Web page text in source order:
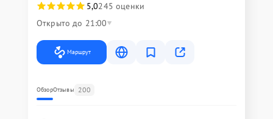
5,0245 оценки
Открыто до 21:00
Маршрут
ОбзорОтзывы 200